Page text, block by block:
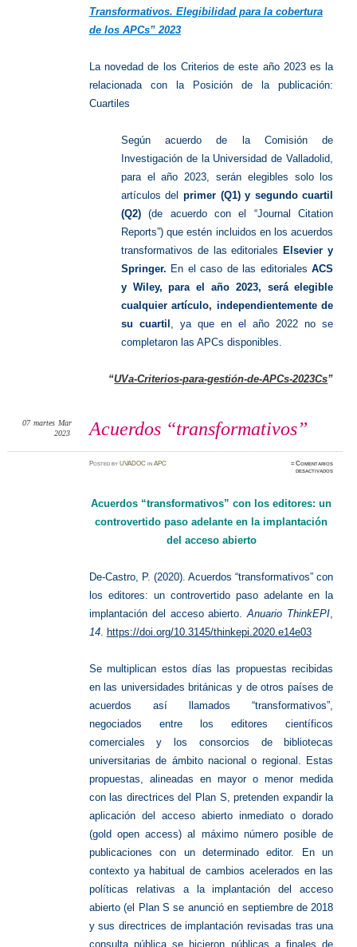
Transformativos. Elegibilidad para la cobertura
de los APCs” 2023
La novedad de los Criterios de este año 2023 es la
relacionada con la Posición de la publicación:
Cuartiles
Según acuerdo de la Comisión de
Investigación de la Universidad de Valladolid,
para el año 2023, serán elegibles solo los
artículos del primer (Q1) y segundo cuartil
(Q2)(de acuerdo con el “Journal Citation
Reports”) que estén incluidos en los acuerdos
transformativos de las editorialesElsevier y
Springer. En el caso de las editorialesACS
y Wiley, para el año 2023, será elegible
cualquier artículo, independientemente de
su cuartil , ya que en el año 2022 no se
completaron las APCs disponibles.
“UVa-Criterios-para-gestión-de-APCs-2023Cs”
Acuerdos “transformativos”
07 martes Mar
2023
PostedbyUVADOC inAPC ≈Comentarios
desactivadosen
Acuerdos “transformativos” con los editores: un
controvertido paso adelante en la implantación
del acceso abierto
De-Castro, P. (2020). Acuerdos “transformativos” con
los editores: un controvertido paso adelante en la
implantación del acceso abierto.Anuario ThinkEPI
14. https://doi.org/10.3145/thinkepi.2020.e14e03
Se multiplican estos días las propuestas recibidas
en las universidades británicas y de otros países de
acuerdos así llamados “transformativos”,
negociados entre los editores científicos
comerciales y los consorcios de bibliotecas
universitarias de ámbito nacional o regional. Estas
propuestas, alineadas en mayor o menor medida
con las directrices del Plan S, pretenden expandir la
aplicación del acceso abierto inmediato o dorado
(gold open access) al máximo número posible de
publicaciones con un determinado editor. En un
contexto ya habitual de cambios acelerados en las
políticas relativas a la implantación del acceso
abierto (el Plan S se anunció en septiembre de 2018
y sus directrices de implantación revisadas tras una
consulta pública se hicieron públicas a finales de